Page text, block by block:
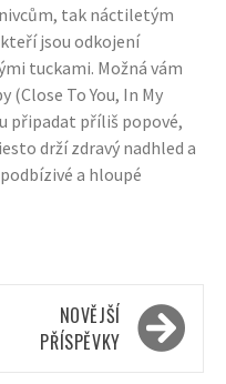
tak náctiletým
jsou odkojení
tuckami. Možná vám
(Close To You, In My
připadat příliš popové,
drží zdravý nadhled a
a hloupé
NOVĚJŠÍ
PŘÍSPĚVKY